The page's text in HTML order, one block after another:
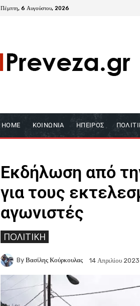
Πέμπτη, 6 Αυγούστου, 2026
HOME ΚΟΙΝΩΝΊΑ ΉΠΕΙΡΟΣ
Εκδήλωση από
για τους
αγωνιστές
ΠΟΛΙΤΙΚΉ
By Βασίλης Κούρκουλας 14 Απριλίου 2023